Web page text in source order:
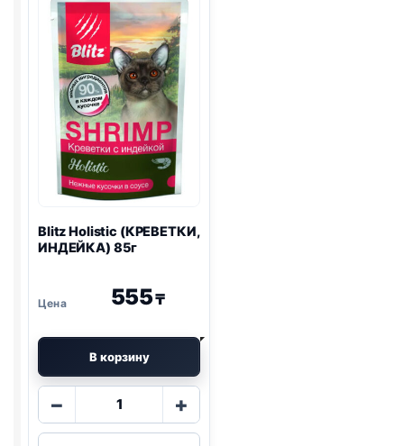
паштет
80г
BlitzHolistic (КРЕВЕТКИ,
ИНДЕЙКА) 85г
555₸
В корзину
−
Количество
Blitz
+